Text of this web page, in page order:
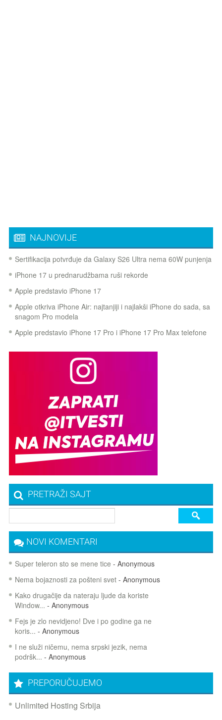
NAJNOVIJE
Sertifikacija potvrđuje da Galaxy S26 Ultra nema 60W punjenja
iPhone 17 u prednarudžbama ruši rekorde
Apple predstavio iPhone 17
Apple otkriva iPhone Air: najtanjiji i najlakši iPhone do sada, sa
snagom Pro modela
Apple predstavio iPhone 17 Pro i iPhone 17 Pro Max telefone
PRETRAŽI SAJT
NOVI KOMENTARI
Super teleron sto se mene tice - Anonymous
Nema bojaznosti za pošteni svet- Anonymous
Kako drugačije da nateraju ljude da koriste
Window... - Anonymous
Fejs je zlo nevidjeno! Dve i po godine ga ne
koris... - Anonymous
I ne služi ničemu, nema srpski jezik, nema
podršk... - Anonymous
PREPORUČUJEMO
Unlimited Hosting Srbija